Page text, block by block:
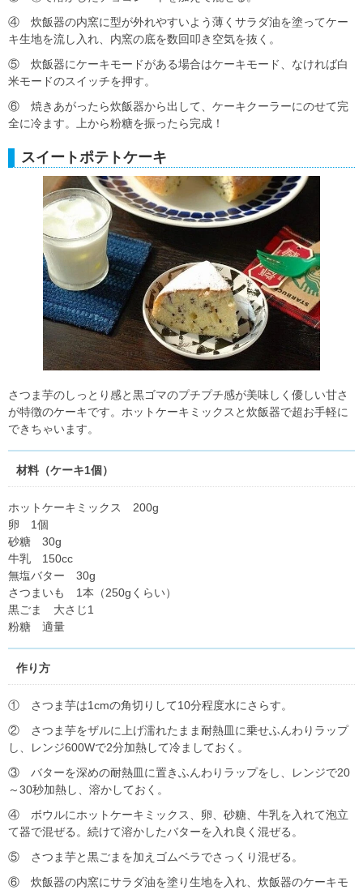
④ 炊飯器の内窯に型が外れやすいよう薄くサラダ油を塗ってケー
キ生地を流し入れ、内窯の底を数回叩き空気を抜く。
⑤ 炊飯器にケーキモードがある場合はケーキモード、なければ白
米モードのスイッチを押す。
⑥ 焼きあがったら炊飯器から出して、ケーキクーラーにのせて完
全に冷ます。上から粉糖を振ったら完成！
スイートポテトケーキ
さつま芋のしっとり感と黒ゴマのプチプチ感が美味しく優しい甘さ
が特徴のケーキです。ホットケーキミックスと炊飯器で超お手軽に
できちゃいます。
材料（ケーキ1個）
ホットケーキミックス 200g
卵 1個
砂糖 30g
牛乳 150cc
無塩バター 30g
さつまいも 1本（250gくらい）
黒ごま 大さじ1
粉糖 適量
作り方
① さつま芋は1cmの角切りして10分程度水にさらす。
② さつま芋をザルに上げ濡れたまま耐熱皿に乗せふんわりラップ
し、レンジ600Wで2分加熱して冷ましておく。
③ バターを深めの耐熱皿に置きふんわりラップをし、レンジで20
～30秒加熱し、溶かしておく。
④ ボウルにホットケーキミックス、卵、砂糖、牛乳を入れて泡立
て器で混ぜる。続けて溶かしたバターを入れ良く混ぜる。
⑤ さつま芋と黒ごまを加えゴムベラでさっくり混ぜる。
⑥ 炊飯器の内窯にサラダ油を塗り生地を入れ、炊飯器のケーキモ